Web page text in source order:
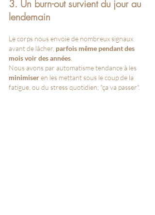
3. Un burn-out survient du jour au
lendemain
Le corps nous envoie de nombreux signaux
avant de lâcher, parfois même pendant des
mois voir des années
Nous avons par automatisme tendance à les
minimiser en les mettant sous le coup de la
fatigue, ou du stress quotidien; "ça va passer".